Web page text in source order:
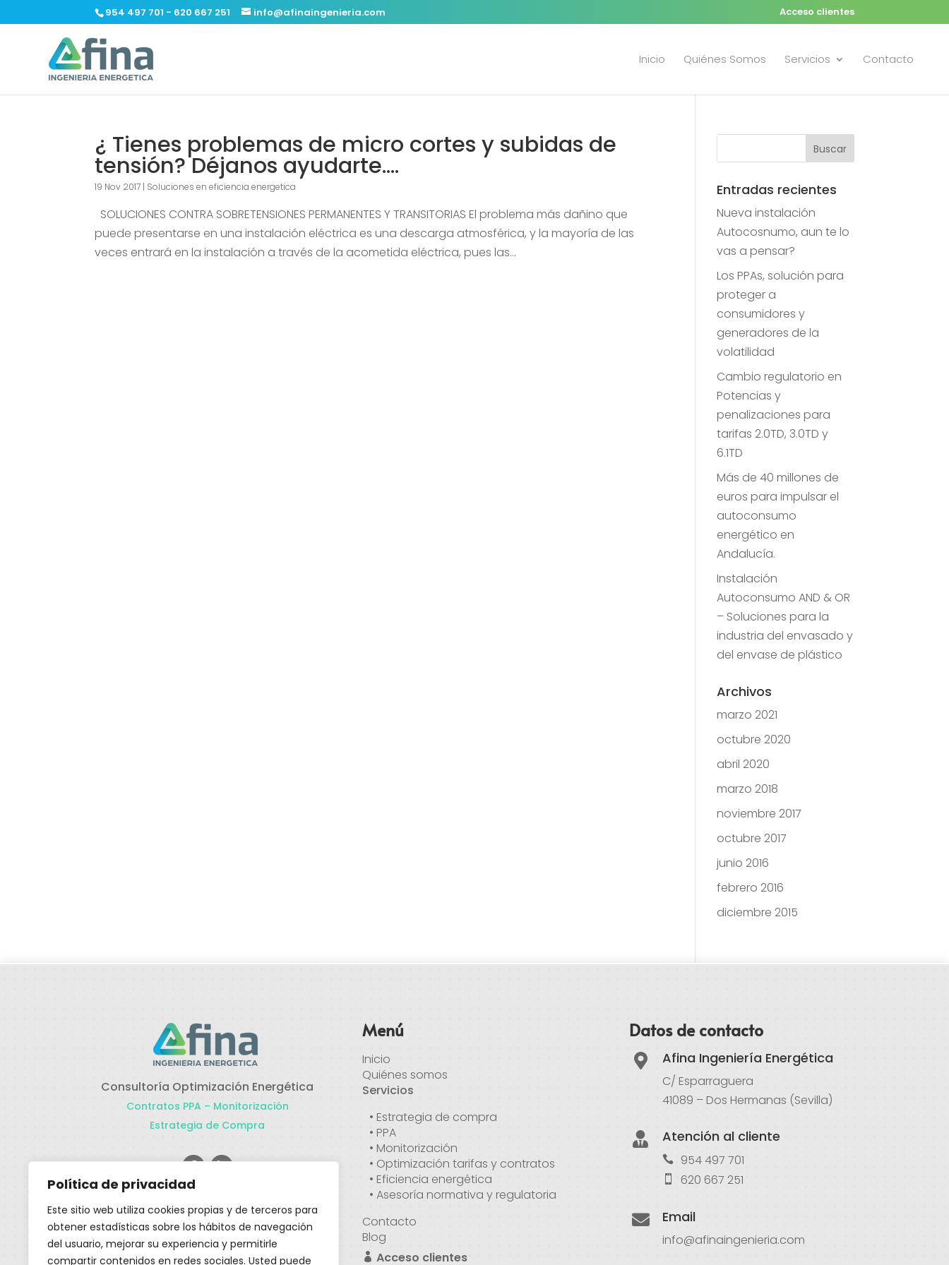
Política de privacidad
Este sitio web utiliza cookies propias y de terceros para
obtener estadísticas sobre los hábitos de navegación
del usuario, mejorar su experiencia y permitirle
compartir contenidos en redes sociales. Usted puede
954 497 701 - 620 667 251 info@afinaingenieria.com Acceso clientes
Inicio Quiénes Somos Servicios Contacto
¿ Tienes problemas de micro cortes y subidas de
tensión? Déjanos ayudarte….
19 Nov 2017 | Soluciones en eficiencia energetica
SOLUCIONES CONTRA SOBRETENSIONES PERMANENTES Y TRANSITORIAS El problema más dañino que
puede presentarse en una instalación eléctrica es una descarga atmosférica, y la mayoría de las
veces entrará en la instalación a través de la acometida eléctrica, pues las...
Entradas recientes
Nueva instalación
Autocosnumo, aun te lo
vas a pensar?
Los PPAs, solución para
proteger a
consumidores y
generadores de la
volatilidad
Cambio regulatorio en
Potencias y
penalizaciones para
tarifas 2.0TD, 3.0TD y
6.1TD
Más de 40 millones de
euros para impulsar el
autoconsumo
energético en
Andalucía.
Instalación
Autoconsumo AND & OR
– Soluciones para la
industria del envasado y
del envase de plástico
Archivos
marzo 2021
octubre 2020
abril 2020
marzo 2018
noviembre 2017
octubre 2017
junio 2016
febrero 2016
diciembre 2015
Consultoría Optimización Energética
Contratos PPA – Monitorización
Estrategia de Compra
Actualidad
Nueva instalación
Menú
Inicio
Quiénes somos
Servicios
• Estrategia de compra
• PPA
• Monitorización
• Optimización tarifas y contratos
• Eficiencia energética
• Asesoría normativa y regulatoria
Contacto
Blog
Acceso clientes
Datos de contacto
 Afina Ingeniería Energética
C/ Esparraguera
41089 – Dos Hermanas (Sevilla)
 Atención al cliente
954 497 701
620 667 251
 Email
info@afinaingenieria.com